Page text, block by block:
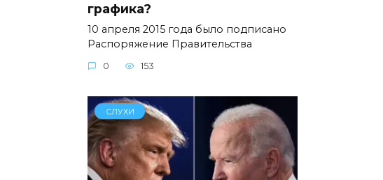
графика?
10 апреля 2015 года было подписано
Распоряжение Правительства
0 153
СЛУХИ